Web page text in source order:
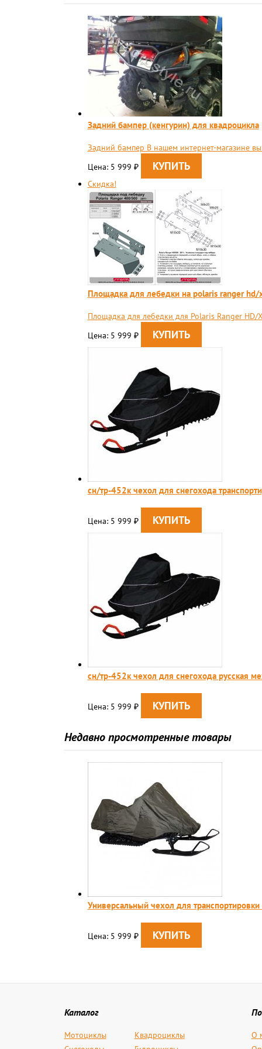
Задний бампер (кенгурин) для квадроцикла
Задний бампер В нашем интернет-магазине
Цена: 5 999 ₽
Скидка!
Площадка для лебедки на polaris ranger
Площадка для лебедки для Polaris Ranger HD/
Цена: 5 999 ₽
сн/тр-452к чехол для снегохода
Цена: 5 999 ₽
сн/тр-452к чехол для снегохода русская
Цена: 5 999 ₽
Недавно просмотренные товары
Универсальный чехол для
Цена: 5 999 ₽
Каталог
Мотоциклы
Квадроциклы
О